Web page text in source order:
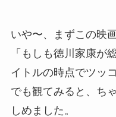
いや〜、まずこの映
「もしも徳川家康が
イトルの時点でツッ
でも観てみると、ち
しめました。